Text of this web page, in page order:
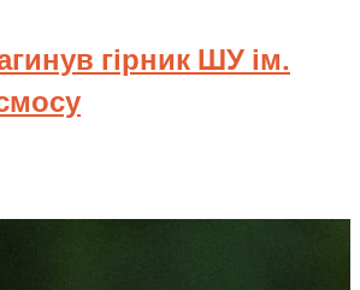
гірник ШУ ім.